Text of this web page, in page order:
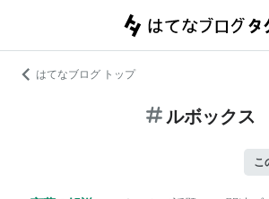
はてなブログ トップ
ルボックス
こ